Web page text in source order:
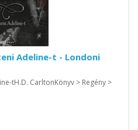
Adeline-t - Londoni
tH.D. CarltonKönyv > Regény >